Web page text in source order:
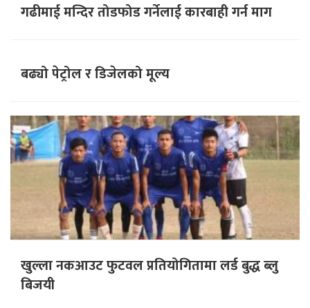
गढीमाई मन्दिर तोडफोड गर्नेलाई कारबाही गर्न माग
बढ्यो पेट्रोल र डिजेलको मूल्य
खुल्ला नकआउट फुटवल प्रतियोगितामा लर्ड बुद्ध ब्लु
बिजयी